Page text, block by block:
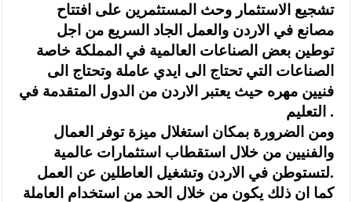
تشجيع الاستثمار وحث المستثمرين على افتتاح
مصانع في الاردن والعمل الجاد السريع من اجل
توطين بعض الصناعات العالمية في المملكة خاصة
الصناعات التي تحتاج الى ايدي عاملة وتحتاج الى
فنيين مهره حيث يعتبر الاردن من الدول المتقدمة في
التعليم .
ومن الضرورة بمكان استغلال ميزة توفر العمال
والفنيين من خلال استقطاب استثمارات عالمية
لتستوطن في الاردن وتشغيل العاطلين عن العمل.
كما ان ذلك يكون من خلال الحد من استخدام العاملة